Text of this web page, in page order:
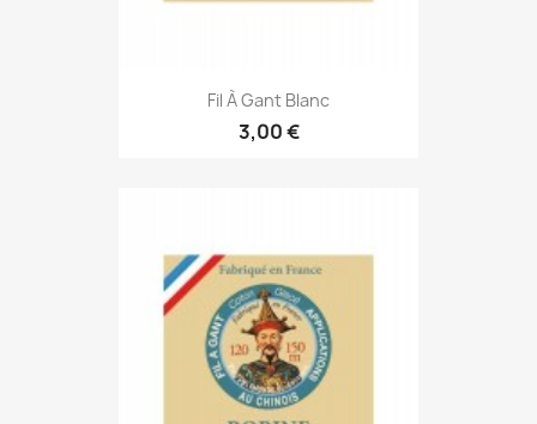
Fil À Gant Blanc
3,00 €